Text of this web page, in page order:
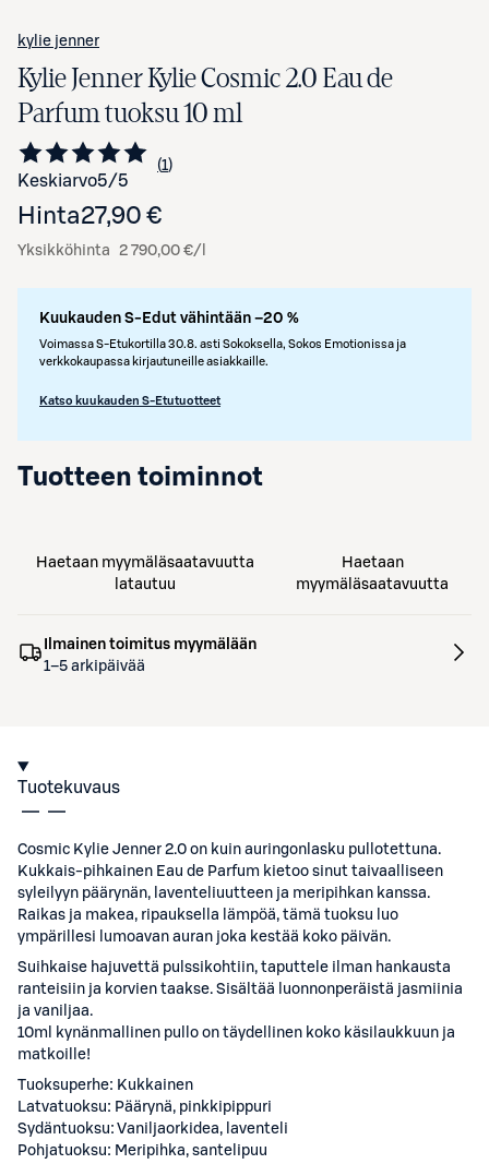
kylie jenner
Kylie Jenner Kylie Cosmic 2.0 Eau de
Parfum tuoksu 10 ml
Keskiarvo5/5 Siirry arvioihin
1
kappale
Hinta27,90 €
Yksikköhinta 2 790,00 €/l
Kuukauden S-Edut vähintään –20 %
Voimassa S-Etukortilla 30.8. asti Sokoksella, Sokos Emotionissa ja
verkkokaupassa kirjautuneille asiakkaille.
Katso kuukauden S-Etutuotteet
Tuotteen toiminnot
Haetaan myymäläsaatavuutta
latautuu
Haetaan
myymäläsaatavuutta
Ilmainen toimitus myymälään
1–5 arkipäivää
Tuotekuvaus
Cosmic Kylie Jenner 2.0 on kuin auringonlasku pullotettuna.
Kukkais-pihkainen Eau de Parfum kietoo sinut taivaalliseen
syleilyyn päärynän, laventeliuutteen ja meripihkan kanssa.
Raikas ja makea, ripauksella lämpöä, tämä tuoksu luo
ympärillesi lumoavan auran joka kestää koko päivän.
Suihkaise hajuvettä pulssikohtiin, taputtele ilman hankausta
ranteisiin ja korvien taakse. Sisältää luonnonperäistä jasmiinia
ja vaniljaa.
10ml kynänmallinen pullo on täydellinen koko käsilaukkuun ja
matkoille!
Tuoksuperhe: Kukkainen
Latvatuoksu: Päärynä, pinkkipippuri
Sydäntuoksu: Vaniljaorkidea, laventeli
Pohjatuoksu: Meripihka, santelipuu